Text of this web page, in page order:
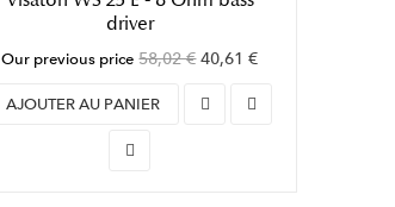
driver
Our previous price 58,02 € 40,61 €
AJOUTER AU PANIER